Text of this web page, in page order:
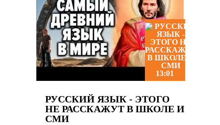
13:01
РУССКИЙ ЯЗЫК - ЭТОГО
НЕ РАССКАЖУТ В ШКОЛЕ И
СМИ